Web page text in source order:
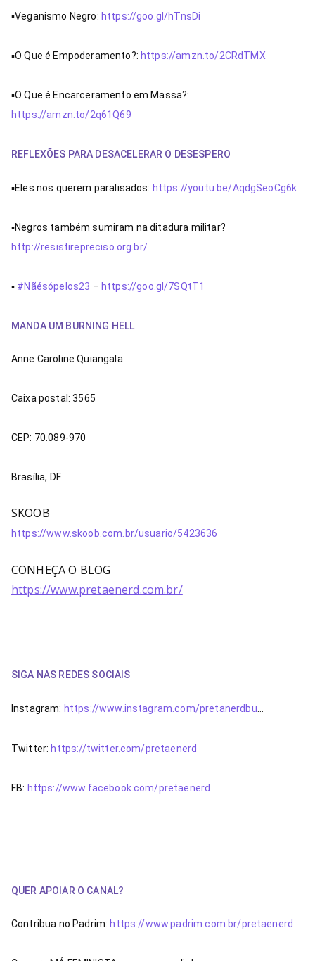
▪Veganismo Negro: https://goo.gl/hTnsDi
▪O Que é Empoderamento?: https://amzn.to/2CRdTMX
▪O Que é Encarceramento em Massa?:
https://amzn.to/2q61Q69
REFLEXÕES PARA DESACELERAR O DESESPERO
▪Eles nos querem paralisados: https://youtu.be/AqdgSeoCg6k
▪Negros também sumiram na ditadura militar?
http://resistirepreciso.org.br/
▪ #Nãésópelos23 – https://goo.gl/7SQtT1
MANDA UM BURNING HELL
Anne Caroline Quiangala
Caixa postal: 3565
CEP: 70.089-970
Brasília, DF
SKOOB
https://www.skoob.com.br/usuario/5423636
CONHEÇA O BLOG
https://www.pretaenerd.com.br/
SIGA NAS REDES SOCIAIS
Instagram: https://www.instagram.com/pretanerdbu
Twitter: https://twitter.com/pretaenerd
FB: https://www.facebook.com/pretaenerd
QUER APOIAR O CANAL?
Contribua no Padrim: https://www.padrim.com.br/pretaenerd